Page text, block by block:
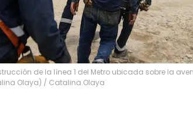
de la línea 1 del Metro ubicada sobre la
Olaya) / Catalina.Olaya